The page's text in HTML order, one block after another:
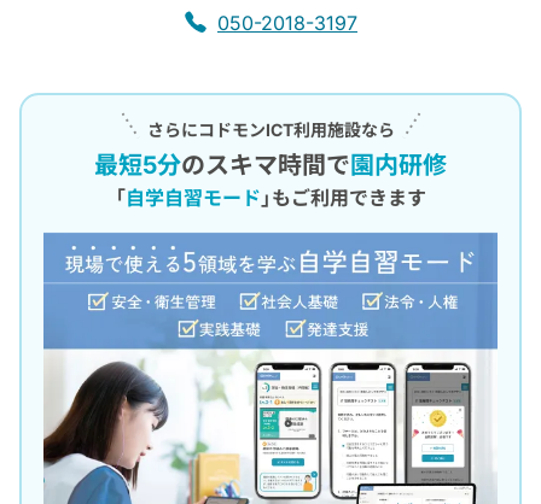
050-2018-3197
さらにコドモンICT利用施設なら
最短5分のスキマ時間で園内研修
「自学自習モード 」もご利用できます